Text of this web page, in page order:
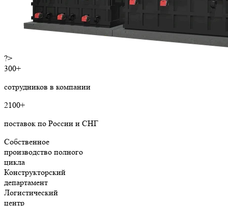
?>
300+
сотрудников в компании
2100+
поставок по России и СНГ
Собственное
производство полного
цикла
Конструкторский
департамент
Логистический
центр